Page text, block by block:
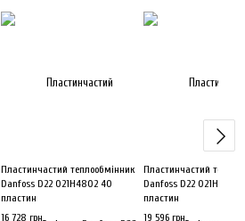
Пластинчастий теплообмінник
Danfoss D22 021H4802 40
пластин
16 728 грн
Пластинчастий
Danfoss D22 021H4802
пластин
19 596 грн